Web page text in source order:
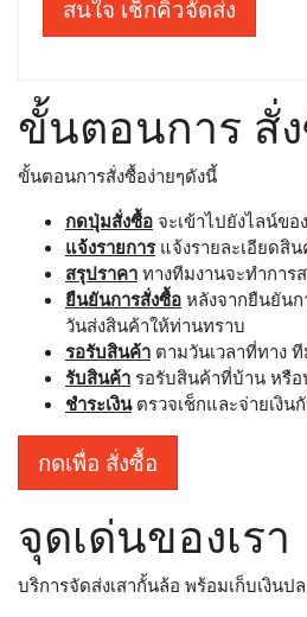
สนใจ เช็กคิวจัดส่ง
ขั้นตอนการ สั่
ขั้นตอนการสั่งซื้อง่ายๆดังนี้
กดปุ่มสั่งซื้อ จะเข้าไปยังไลน์ขอ
แจ้งรายการแจ้งรายละเอียดสิ
สรุปราคา ทางทีมงานจะทำกา
ยืนยันการสั่งซื้อ หลังจากยืนยันก
วันส่งสินค้าให้ท่านทราบ
รอรับสินค้า ตามวันเวลาที่ทาง
รับสินค้า รอรับสินค้าที่บ้าน หรื
ชำระเงินตรวจเช็กและจ่ายเงิน
กดเพื่อ สั่งซื้อ
จุดเด่นของเรา
บริการจัดส่งเสากั้นล้อ พร้อมเก็บเงินป